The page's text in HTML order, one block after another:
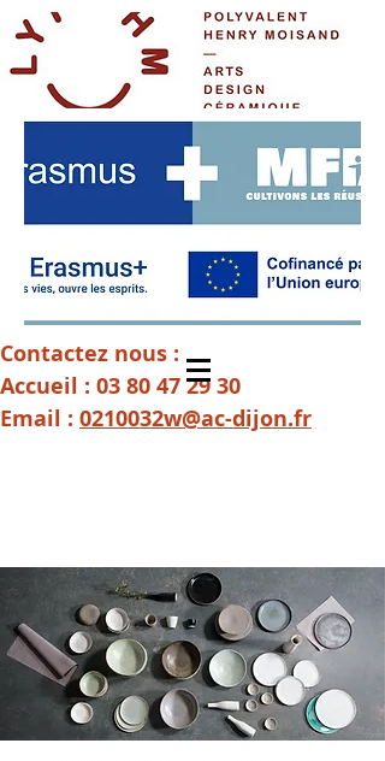
Contactez nous :
Accueil : 03 80 47 29 30
Email : 0210032w@ac-dijon.fr